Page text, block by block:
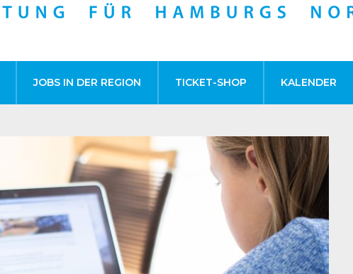
JOBS IN DER REGION TICKET-SHOP KALENDER